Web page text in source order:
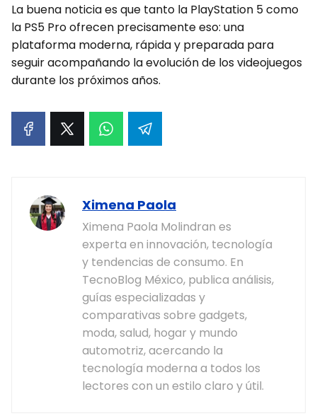
La buena noticia es que tanto la PlayStation 5 como
la PS5 Pro ofrecen precisamente eso: una
plataforma moderna, rápida y preparada para
seguir acompañando la evolución de los videojuegos
durante los próximos años.
Ximena Paola
Ximena Paola Molindran es
experta en innovación, tecnología
y tendencias de consumo. En
TecnoBlog México, publica análisis,
guías especializadas y
comparativas sobre gadgets,
moda, salud, hogar y mundo
automotriz, acercando la
tecnología moderna a todos los
lectores con un estilo claro y útil.